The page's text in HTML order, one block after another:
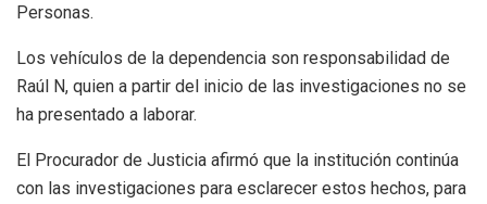
Personas.
Los vehículos de la dependencia son responsabilidad de
Raúl N, quien a partir del inicio de las investigaciones no se
ha presentado a laborar.
El Procurador de Justicia afirmó que la institución continúa
con las investigaciones para esclarecer estos hechos, para